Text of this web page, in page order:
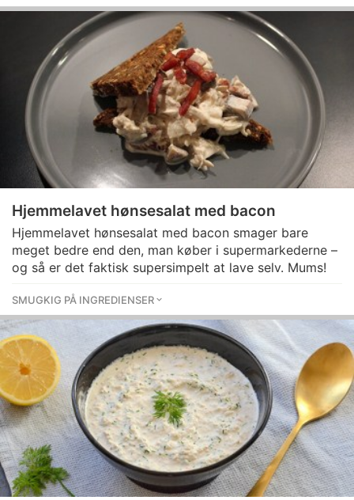
Hjemmelavet hønsesalat med bacon
Hjemmelavet hønsesalat med bacon smager bare
meget bedre end den, man køber i supermarkederne –
og så er det faktisk supersimpelt at lave selv. Mums!
SMUGKIG PÅ INGREDIENSER